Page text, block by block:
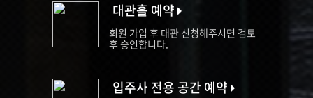
대관홀 예약
회원 가입 후 대관 신청해주시면 검토
후 승인합니다.
입주사 전용 공간 예약